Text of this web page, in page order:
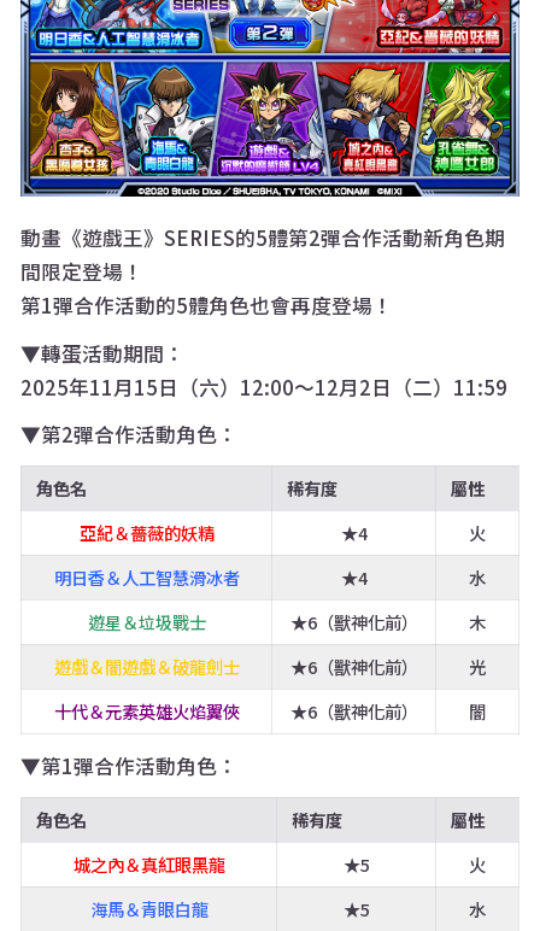
動畫《遊戲王》SERIES的5體第2彈合作活動新角色期
間限定登場！
第1彈合作活動的5體角色也會再度登場！
▼轉蛋活動期間：
2025年11月15日（六）12:00～12月2日（二）11:59
▼第2彈合作活動角色：
角色名 稀有度
屬性
亞紀＆薔薇的妖精
★4
火
明日香＆人工智慧滑冰者
★4
水
遊星＆垃圾戰士
★6（獸神化前）
木
遊戲＆闇遊戲＆破龍劍士
★6（獸神化前）
光
十代＆元素英雄火焰翼俠
★6（獸神化前） 闇
▼第1彈合作活動角色：
角色名 稀有度
屬性
城之內＆真紅眼黑龍
★5
火
海馬＆青眼白龍
★5
水